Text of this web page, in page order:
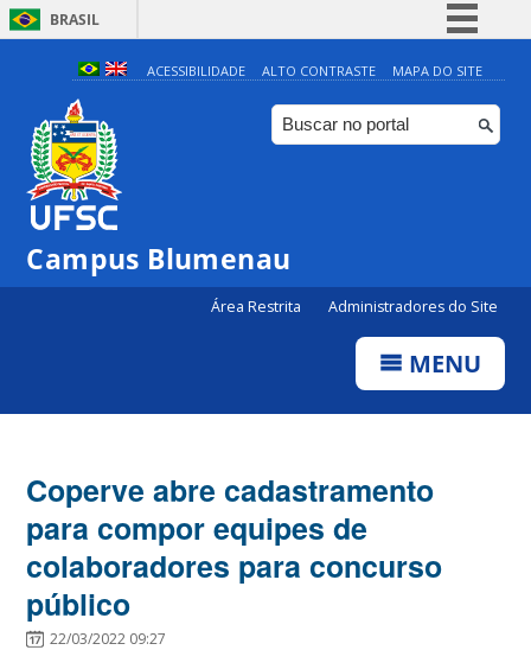
BRASIL
Simplifique!
Comunica BR
Participe
ACESSIBILIDADE ALTO CONTRASTE MAPA DO SITE
Campus Blumenau
Área Restrita Administradores do Site
MENU
Coperve abre cadastramento
para compor equipes de
colaboradores para concurso
público
22/03/2022 09:27